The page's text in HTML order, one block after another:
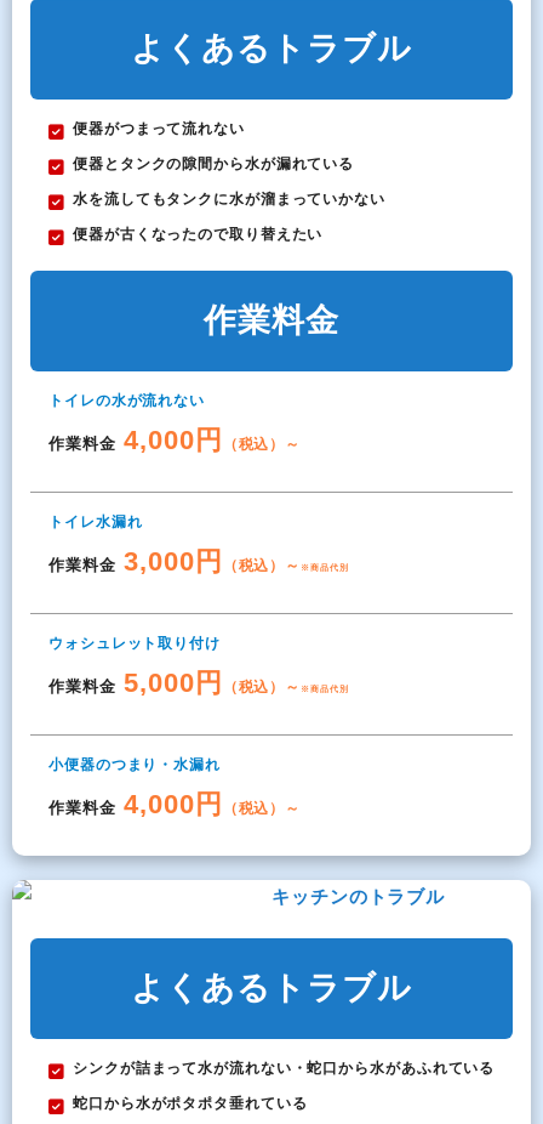
よくあるトラブル
便器がつまって流れない
便器とタンクの隙間から水が漏れている
水を流してもタンクに水が溜まっていかない
便器が古くなったので取り替えたい
作業料金
トイレの水が流れない
作業料金 4,000円 （税込）～
トイレ水漏れ
作業料金 3,000円 （税込）～ ※商品代別
ウォシュレット取り付け
作業料金 5,000円 （税込）～ ※商品代別
小便器のつまり・水漏れ
作業料金 4,000円 （税込）～
キッチンのトラブル
よくあるトラブル
シンクが詰まって水が流れない・蛇口から水があふれている
蛇口から水がポタポタ垂れている